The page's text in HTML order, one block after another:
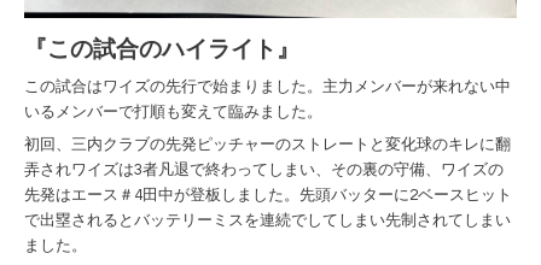
『この試合のハイライト』
この試合はワイズの先行で始まりました。主力メンバーが来れない中
いるメンバーで打順も変えて臨みました。
初回、三内クラブの先発ピッチャーのストレートと変化球のキレに翻
弄されワイズは3者凡退で終わってしまい、 その裏の守備、ワイズの
先発はエース＃4田中が登板しました。先頭バッターに2ベースヒット
で出塁されるとバッテリーミスを連続でしてしまい先制されてしまい
ました。